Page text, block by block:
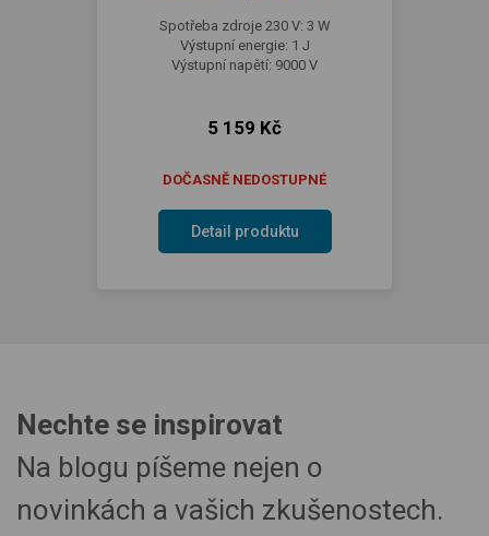
Spotřeba zdroje 230 V: 3 W
Výstupní energie: 1 J
Výstupní napětí: 9000 V
5 159 Kč
DOČASNĚ NEDOSTUPNÉ
Detail produktu
Nechte se inspirovat
Na blogu píšeme nejen o
novinkách a vašich zkušenostech.